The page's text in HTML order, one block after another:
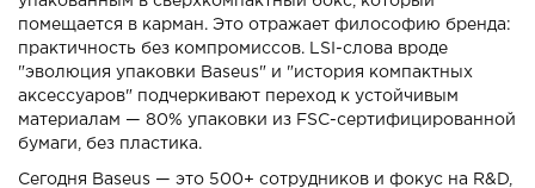
помещается в карман. Это отражает философию бренда:
практичность без компромиссов. LSI-слова вроде
"эволюция упаковки Baseus" и "история компактных
аксессуаров" подчеркивают переход к устойчивым
материалам — 80% упаковки из FSC-сертифицированной
бумаги, без пластика.
Сегодня Baseus — это 500+ сотрудников и фокус на R&D,